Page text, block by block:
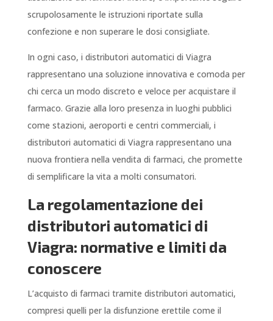
scrupolosamente le istruzioni riportate sulla
confezione e non superare le dosi consigliate.
In ogni caso, i distributori automatici di Viagra
rappresentano una soluzione innovativa e comoda per
chi cerca un modo discreto e veloce per acquistare il
farmaco. Grazie alla loro presenza in luoghi pubblici
come stazioni, aeroporti e centri commerciali, i
distributori automatici di Viagra rappresentano una
nuova frontiera nella vendita di farmaci, che promette
di semplificare la vita a molti consumatori.
La regolamentazione dei
distributori automatici di
Viagra: normative e limiti da
conoscere
L’acquisto di farmaci tramite distributori automatici,
compresi quelli per la disfunzione erettile come il